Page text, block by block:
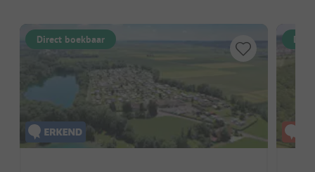
Direct boekbaar